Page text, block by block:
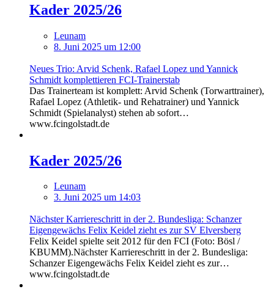
Kader 2025/26
Leunam
8. Juni 2025 um 12:00
Neues Trio: Arvid Schenk, Rafael Lopez und Yannick
Schmidt komplettieren FCI-Trainerstab
Das Trainerteam ist komplett: Arvid Schenk (Torwarttrainer),
Rafael Lopez (Athletik- und Rehatrainer) und Yannick
Schmidt (Spielanalyst) stehen ab sofort…
www.fcingolstadt.de
Kader 2025/26
Leunam
3. Juni 2025 um 14:03
Nächster Karriereschritt in der 2. Bundesliga: Schanzer
Eigengewächs Felix Keidel zieht es zur SV Elversberg
Felix Keidel spielte seit 2012 für den FCI (Foto: Bösl /
KBUMM).Nächster Karriereschritt in der 2. Bundesliga:
Schanzer Eigengewächs Felix Keidel zieht es zur…
www.fcingolstadt.de